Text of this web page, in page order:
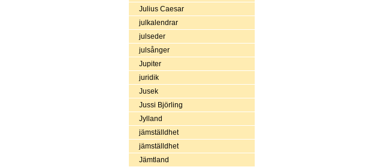
Julius Caesar
julkalendrar
julseder
julsånger
Jupiter
juridik
Jusek
Jussi Björling
Jylland
jämställdhet
jämställdhet
Jämtland